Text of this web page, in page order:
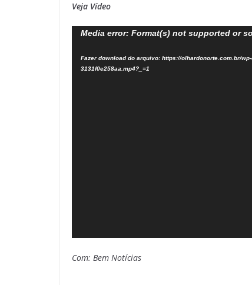
Veja Vídeo
Tocador
vídeo
Media error: Format(s) not supported or
Fazer download do arquivo: https://olhardonorte.com.br/
3131f0e258aa.mp4?_=1
Com: Bem Notícias